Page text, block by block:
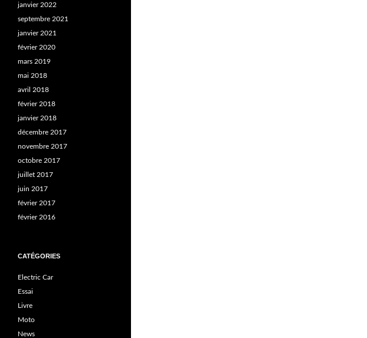
janvier 2022
septembre 2021
janvier 2021
février 2020
mars 2019
mai 2018
avril 2018
février 2018
janvier 2018
décembre 2017
novembre 2017
octobre 2017
juillet 2017
juin 2017
février 2017
février 2016
CATÉGORIES
Electric Car
Essai
Livre
Moto
News